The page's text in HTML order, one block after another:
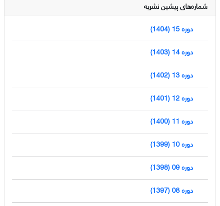
شماره‌های پیشین نشریه
دوره 15 (1404)
دوره 14 (1403)
دوره 13 (1402)
دوره 12 (1401)
دوره 11 (1400)
دوره 10 (1399)
دوره 09 (1398)
دوره 08 (1397)